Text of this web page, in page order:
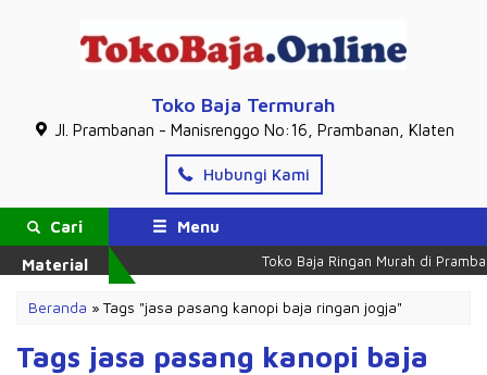
Toko Baja Termurah
Jl. Prambanan - Manisrenggo No:16, Prambanan, Klaten
Hubungi Kami
Cari
Material
Menu
Toko Baja Ringan Murah di
Beranda »Tags "jasa pasang kanopi baja ringan jogja"
Tags jasa pasang kanopi baja